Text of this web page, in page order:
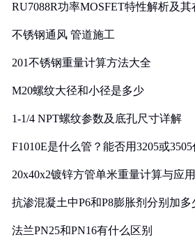
RU7088R功率MOSFET特性解析及
不锈钢通风 管道施工
201不锈钢重量计算方法大全
M20螺纹大径和小径是多少
1-1/4 NPT螺纹参数及底孔尺寸详解
F1010E是什么管？能否用3205或3505
20x40x2镀锌方管单米重量计算与应
抗渗混凝土中P6和P8膨胀剂分别加多
法兰PN25和PN16有什么区别